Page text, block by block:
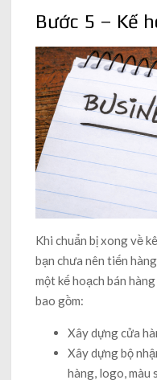
Bước 5 – Kế
Khi chuẩn bị xong về
bạn chưa nên tiến
một kế hoạch bán
bao gồm:
Xây dựng cửa
Xây dựng bộ
hàng, logo, màu